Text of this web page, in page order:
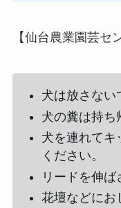
【仙台農業園芸セ
犬は放さない
犬の糞は持ち
犬を連れてキ
ください。
リードを伸ば
花壇などにお